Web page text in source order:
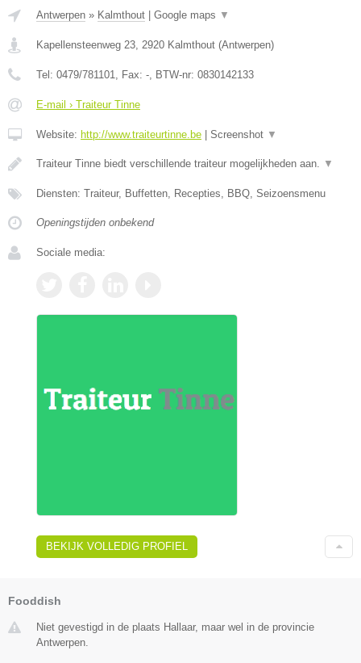
Antwerpen » Kalmthout Google maps ▼
Kapellensteenweg 23, 2920 Kalmthout (Antwerpen)
Tel: 0479/781101, Fax: -, BTW-nr: 0830142133
E-mail › Traiteur Tinne
Website: http://www.traiteurtinne.be Screenshot ▼
Traiteur Tinne biedt verschillende traiteur mogelijkheden aan. ▼
Diensten: Traiteur, Buffetten, Recepties, BBQ, Seizoensmenu
Openingstijden onbekend
Sociale media:
BEKIJK VOLLEDIG PROFIEL
Fooddish
Niet gevestigd in de plaats Hallaar, maar wel in de provincie
Antwerpen.